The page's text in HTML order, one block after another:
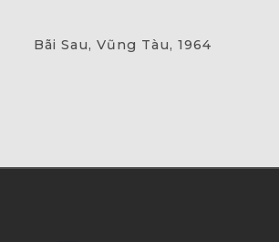
Bãi Sau, Vũng Tàu, 1964